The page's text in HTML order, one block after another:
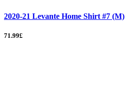
2020-21 Levante Home Shirt #7 (M)
71.99£